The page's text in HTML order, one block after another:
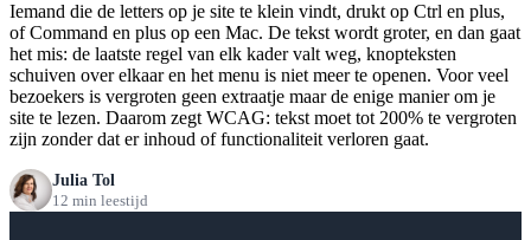
Iemand die de letters op je site te klein vindt, drukt op Ctrl en plus,
of Command en plus op een Mac. De tekst wordt groter, en dan gaat
het mis: de laatste regel van elk kader valt weg, knopteksten
schuiven over elkaar en het menu is niet meer te openen. Voor veel
bezoekers is vergroten geen extraatje maar de enige manier om je
site te lezen. Daarom zegt WCAG: tekst moet tot 200% te vergroten
zijn zonder dat er inhoud of functionaliteit verloren gaat.
Julia Tol
12 min leestijd